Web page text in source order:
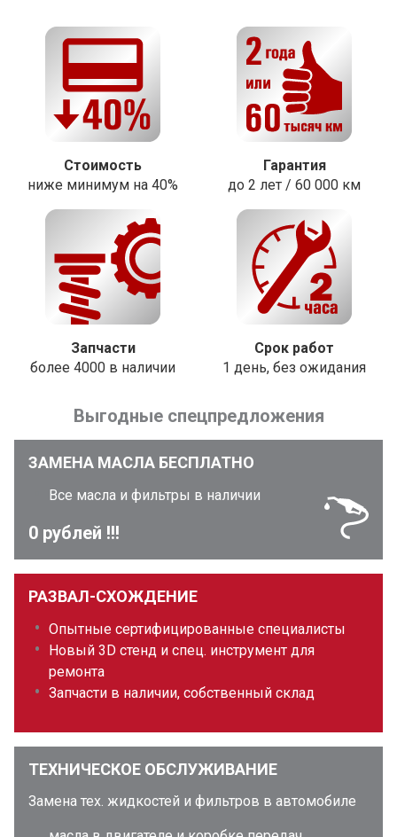
Стоимость
ниже минимум на 40%
Гарантия
до 2 лет / 60 000 км
Запчасти
более 4000 в наличии
Срок работ
1 день, без ожидания
Выгодные спецпредложения
ЗАМЕНА МАСЛА БЕСПЛАТНО
Все масла и фильтры в наличии
0 рублей !!!
РАЗВАЛ-СХОЖДЕНИЕ
Опытные сертифицированные специалисты
Новый 3D стенд и спец. инструмент для
ремонта
Запчасти в наличии, собственный склад
ТЕХНИЧЕСКОЕ ОБСЛУЖИВАНИЕ
Замена тех. жидкостей и фильтров в автомобиле